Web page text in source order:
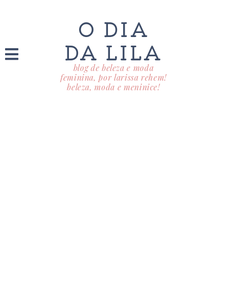
O DIA
DA LILA
blog de beleza e moda
feminina, por larissa rehem!
beleza, moda e meninice!